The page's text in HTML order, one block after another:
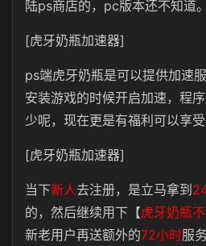
陆ps商店的，pc版本还不知道。
[虎牙奶瓶加速器]
ps端虎牙奶瓶是可以提供加速
安装游戏的时候开启加速，程
少呢，现在更是有福利可以享受
[虎牙奶瓶加速器]
当下新人去注册，是立马拿到
的，然后继续用下【虎牙奶瓶
新老用户再送额外的72小时服